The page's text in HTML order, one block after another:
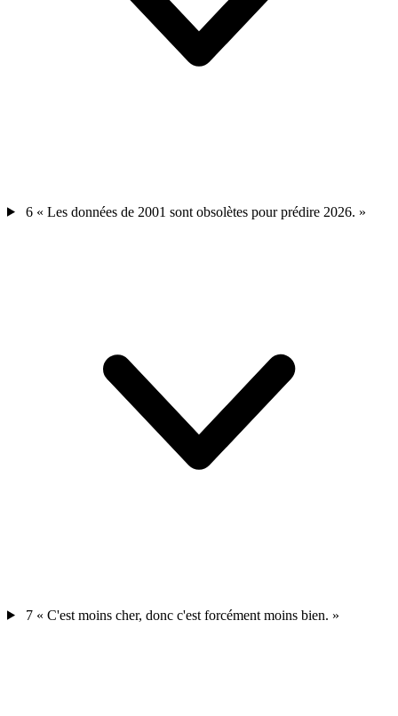
6 « Les données de 2001 sont obsolètes pour prédire 2026. »
7 « C'est moins cher, donc c'est forcément moins bien. »